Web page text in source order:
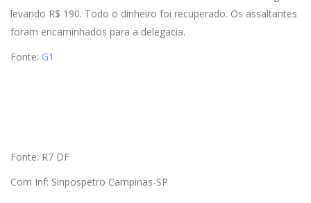
levando R$ 190. Todo o dinheiro foi recuperado. Os assaltantes
foram encaminhados para a delegacia.
Fonte: G1
Fonte: R7 DF
Com Inf: Sinpospetro Campinas-SP